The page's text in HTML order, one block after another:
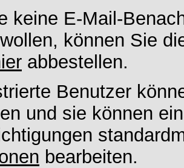
keine E-Mail-
können Sie
abbestellen.
Benutzer
und sie können
bearbeiten.